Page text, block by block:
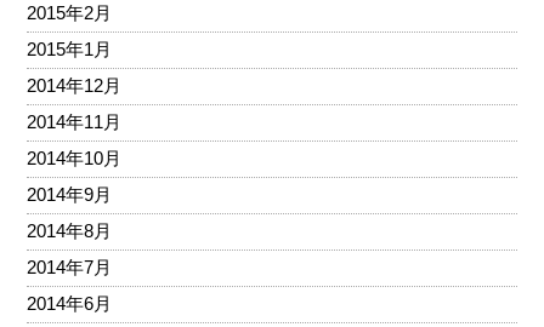
2015年2月
2015年1月
2014年12月
2014年11月
2014年10月
2014年9月
2014年8月
2014年7月
2014年6月